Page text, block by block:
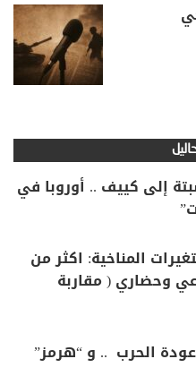
إلى كييف .. أوروبا في
المناخية: اكثر من
وحضاري ( مقاربة
عودة الحرب .. و “هرمز”